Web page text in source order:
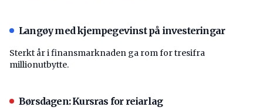
Langøy med kjempegevinst på investeringar
Sterkt år i finansmarknaden ga rom for tresifra
millionutbytte.
Børsdagen: Kursras for reiarlag